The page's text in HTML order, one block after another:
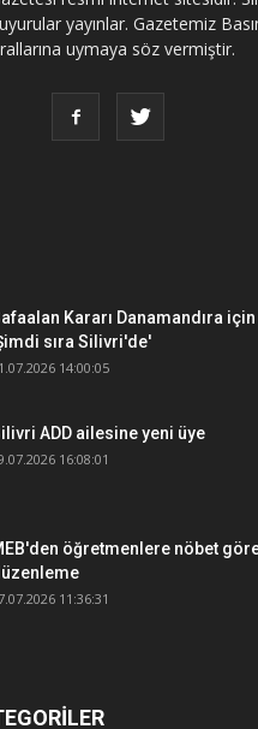
yayınlar. Gazetemiz
uymaya söz vermiştir.
Kararı Danamandıra
sıra Silivri'de'
14:00:05
ADD ailesine yeni üye
16:08:01
öğretmenlere nöbet
11:36:31